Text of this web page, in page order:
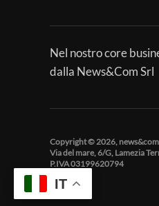
Nel nostro core
dalla News&Com Srl
Copyright © 2026,
Via del mare, 6/G, Lamezia
P.IVA 03199620794
IT